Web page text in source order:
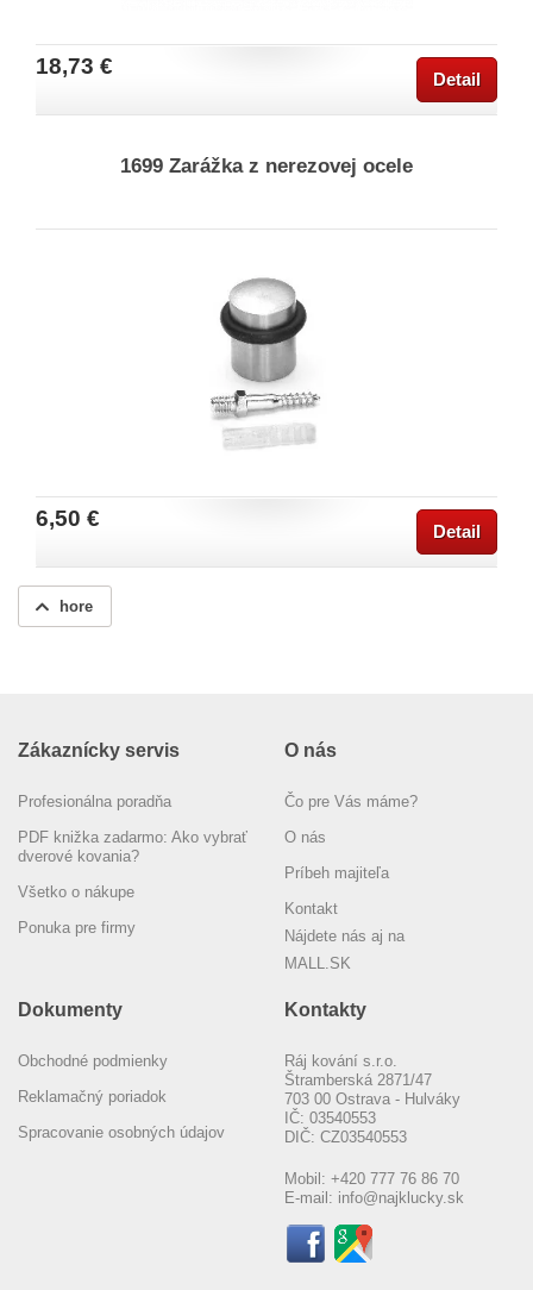
18,73 €
Detail
1699 Zarážka z nerezovej ocele
6,50 €
Detail
hore
Zákaznícky servis
Profesionálna poradňa
PDF knižka zadarmo: Ako vybrať
dverové kovania?
Všetko o nákupe
Ponuka pre firmy
O nás
Čo pre Vás máme?
O nás
Príbeh majiteľa
Kontakt
Nájdete nás aj na
MALL.SK
Dokumenty
Obchodné podmienky
Reklamačný poriadok
Spracovanie osobných údajov
Kontakty
Ráj kování s.r.o.
Štramberská 2871/47
703 00 Ostrava - Hulváky
IČ: 03540553
DIČ: CZ03540553
Mobil: +420 777 76 86 70
E-mail: info@najklucky.sk